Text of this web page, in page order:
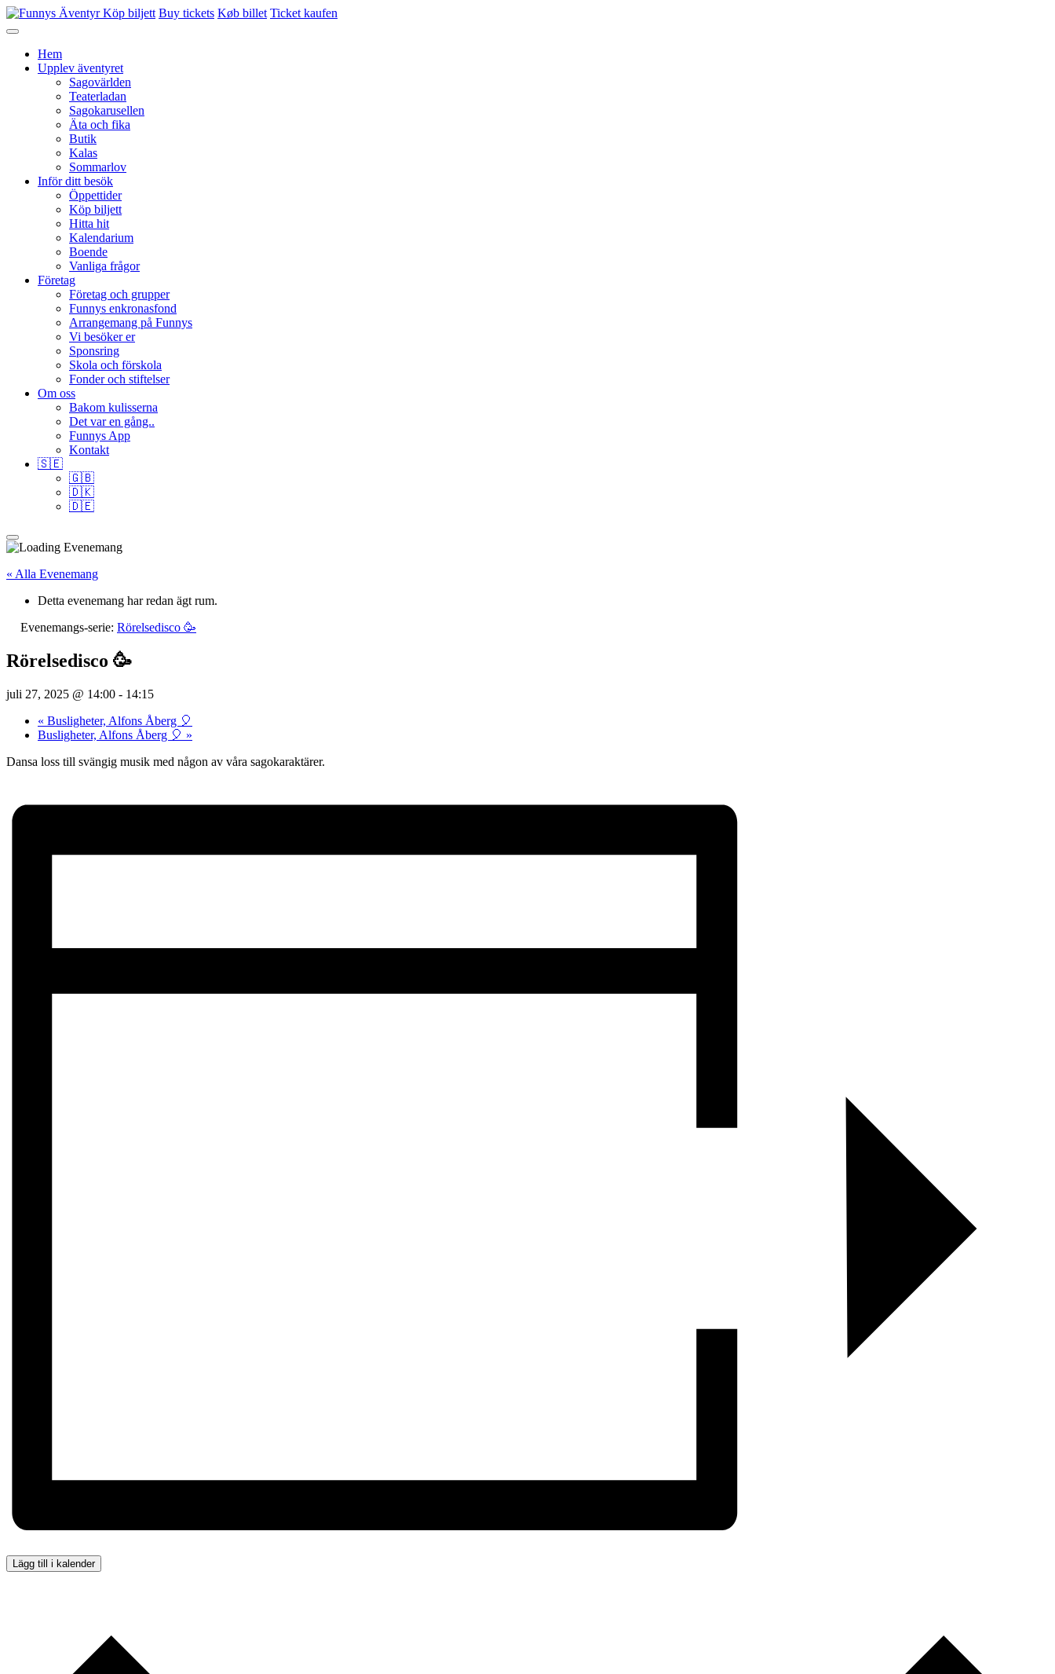
Köp biljett Buy tickets Køb billet Ticket kaufen
Hem
Upplev äventyret
Sagovärlden
Teaterladan
Sagokarusellen
Äta och fika
Butik
Kalas
Sommarlov
Inför ditt besök
Öppettider
Köp biljett
Hitta hit
Kalendarium
Boende
Vanliga frågor
Företag
Företag och grupper
Funnys enkronasfond
Arrangemang på Funnys
Vi besöker er
Sponsring
Skola och förskola
Fonder och stiftelser
Om oss
Bakom kulisserna
Det var en gång..
Funnys App
Kontakt
🇸🇪
🇬🇧
🇩🇰
🇩🇪
« Alla Evenemang
Detta evenemang har redan ägt rum.
Evenemangs-serie: Rörelsedisco 🥳
Rörelsedisco 🥳
juli 27, 2025 @ 14:00 - 14:15
« Busligheter, Alfons Åberg 🎈
Busligheter, Alfons Åberg 🎈 »
Dansa loss till svängig musik med någon av våra sagokaraktärer.
Lägg till i kalender